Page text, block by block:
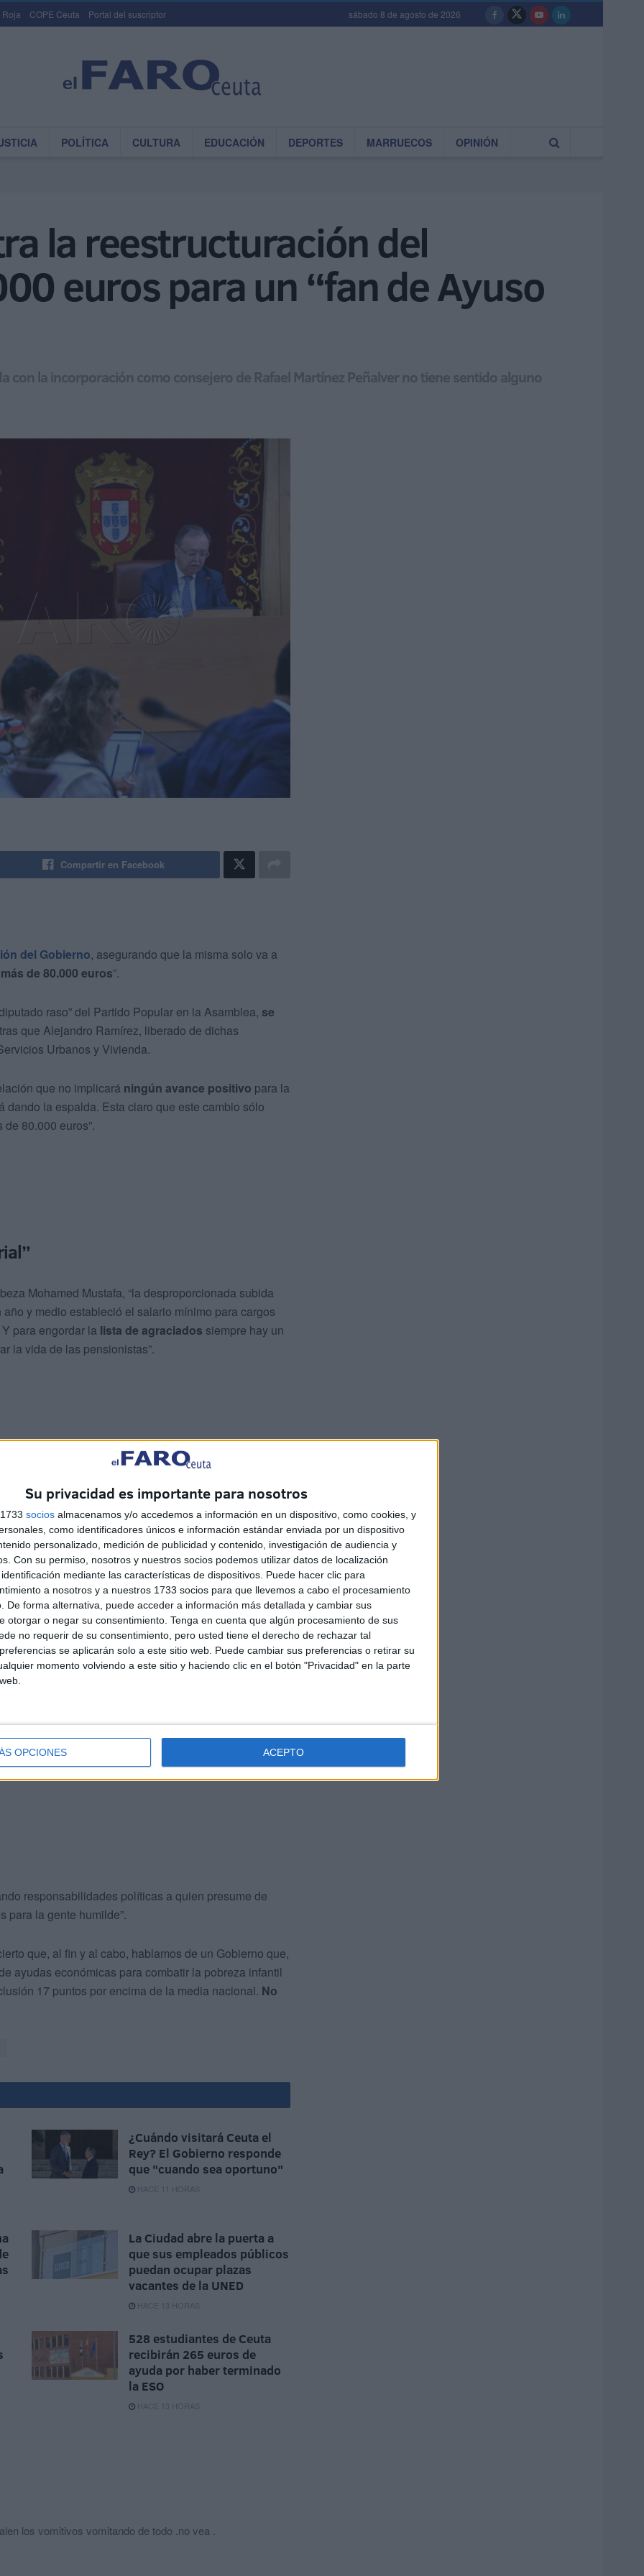
Su privacidad es importante para nosotros
socios almacenamos y/o accedemos a información en un dispositivo, como cookies, y
como identificadores únicos e información estándar enviada por un dispositivo
personalizado, medición de publicidad y contenido, investigación de audiencia y
Con su permiso, nosotros y nuestros socios podemos utilizar datos de localización
mediante las características de dispositivos. Puede hacer clic para
a nosotros y a nuestros 1733 socios para que llevemos a cabo el procesamiento
De forma alternativa, puede acceder a información más detallada y cambiar sus
otorgar o negar su consentimiento. Tenga en cuenta que algún procesamiento de sus
no requerir de su consentimiento, pero usted tiene el derecho de rechazar tal
se aplicarán solo a este sitio web. Puede cambiar sus preferencias o retirar su
momento volviendo a este sitio y haciendo clic en el botón "Privacidad" en la parte
OPCIONES ACEPTO
Roja COPE Ceuta Portal del suscriptor sábado 8 de agosto de 2026
POLÍTICA CULTURA EDUCACIÓN DEPORTES MARRUECOS OPINIÓN
la reestructuración del
euros para un “fan de Ayuso
con la incorporación como consejero de Rafael Martínez Peñalver no tiene sentido alguno
Compartir en Facebook
del Gobierno, asegurando que la misma solo va a
de 80.000 euros”.
raso” del Partido Popular en la Asamblea, se
que Alejandro Ramírez, liberado de dichas
Urbanos y Vivienda.
que no implicará ningún avance positivo para la
la espalda. Esta claro que este cambio sólo
80.000 euros”.
Mohamed Mustafa, “la desproporcionada subida
y medio estableció el salario mínimo para cargos
para engordar la lista de agraciados siempre hay un
la vida de las pensionistas”.
esté al frente de las consejerías, pues lo esencial
, una política quecada día nos entierraun poco
a ese engañabobos tan manido y vacío de los
delnuevo nombramiento.
del PP, unfandeclarado, como así lo atestiguan
dirigentes crueles y fanáticos como son
y el
responsabilidades políticas a quien presume de
para la gente humilde”.
que, al fin y al cabo, hablamos de un Gobierno que,
ayudas económicas para combatir la pobreza infantil
17 puntos por encima de la media nacional. No
¿Cuándo visitará Ceuta el
Rey? El Gobierno responde
que "cuando sea oportuno"
HACE 11 HORAS
La Ciudad abre la puerta a
que sus empleados públicos
puedan ocupar plazas
vacantes de la UNED
HACE 13 HORAS
528 estudiantes de Ceuta
recibirán 265 euros de
ayuda por haber terminado
la ESO
HACE 13 HORAS
los vomitivos vomitando de todo .no vea .